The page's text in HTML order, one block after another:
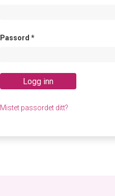
Passord *Påkrevd
Logg inn
Mistet passordet ditt?